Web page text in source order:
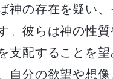
神の存在を疑い、
。彼らは神の性
支配することを
自分の欲望や想